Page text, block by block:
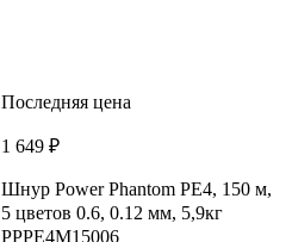
Последняя цена
1 649 ₽
Шнур Power Phantom PE4, 150 м,
5 цветов 0.6, 0.12 мм, 5,9кг
PPPE4M15006